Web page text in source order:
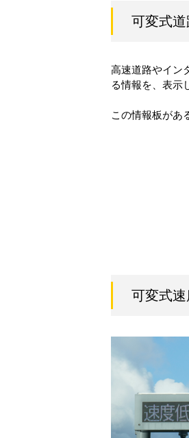
可変式
高速道路やイン
る情報を、表示
この情報板があ
可変式